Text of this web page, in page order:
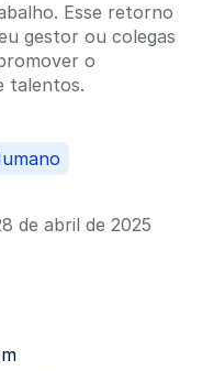
Esse retorno
gestor ou colegas
o
talentos.
de abril de 2025